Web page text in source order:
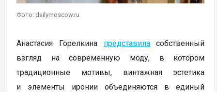
Фото: dailymoscow.ru
Анастасия Горелкина представиласобственный
взгляд на современную моду, в котором
традиционные мотивы, винтажная эстетика
и элементы иронии объединяются в единый